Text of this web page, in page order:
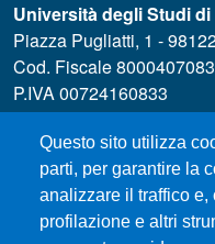
Questo sito utilizza
parti, per garantire la
analizzare il traffico
profilazione e altri
Università degli Studi
Piazza Pugliatti, 1 -
Cod. Fiscale
P.IVA 00724160833
Centralino: 090 676 1
MENÙ SOCIAL
MENÙ FOOTER 1